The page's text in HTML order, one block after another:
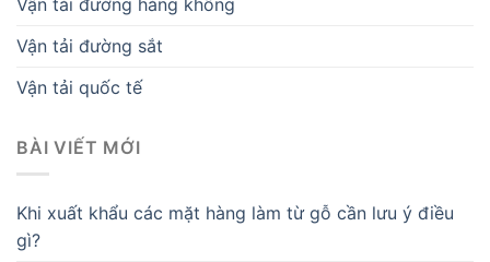
Vận tải đường sắt
Vận tải quốc tế
BÀI VIẾT MỚI
Khi xuất khẩu các mặt hàng làm từ gỗ cần lưu ý điều
gì?